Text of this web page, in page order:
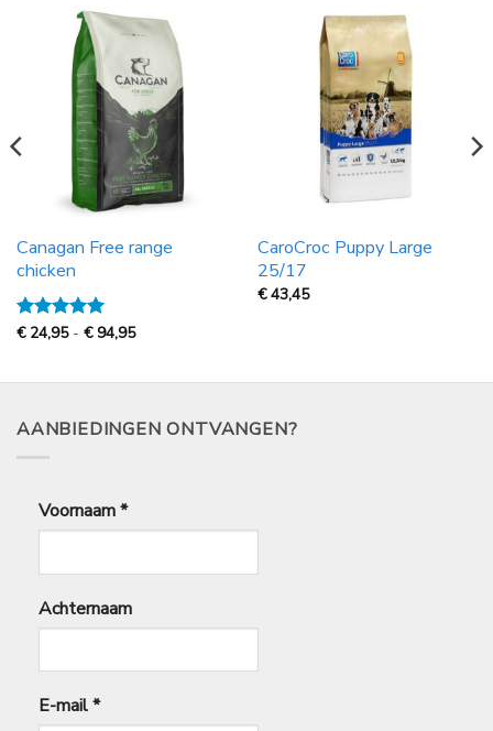
Canagan Free range
chicken
Gewaardeerd
€ 24,95 - €94,95Prijsklasse:
€
CaroCroc Puppy Large
25/17
€43,45
AANBIEDINGEN ONTVANGEN?
Voornaam*
Achternaam
E-mail*